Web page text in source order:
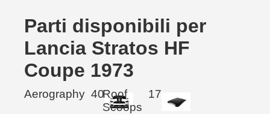
Parti disponibili per
Lancia Stratos HF
Coupe 1973
Aerography 40Roof
Scoops
17